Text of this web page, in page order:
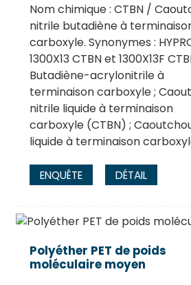
Nom chimique : CTBN /
nitrile butadiène à
carboxyle. Synonymes :
1300X13 CTBN et 1300X13F
Butadiène-acrylonitrile à
terminaison carboxyle ;
nitrile liquide à terminaison
carboxyle (CTBN) ;
liquide à terminaison
ENQUÊTE DÉTAIL
Polyéther PET de poids
moléculaire moyen